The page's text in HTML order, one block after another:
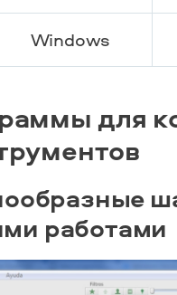
Windows
для
работами